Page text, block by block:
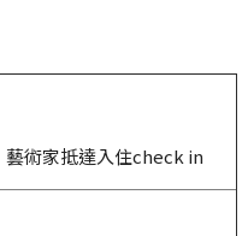
藝術家抵達入住check in